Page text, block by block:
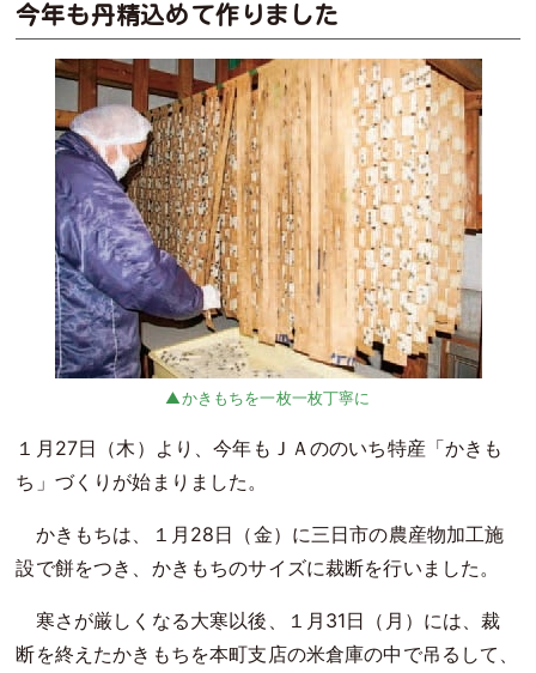
今年も丹精込めて作りました
かきもちを一枚一枚丁寧に
１月27日（木）より、今年もＪＡののいち特産「かきも
ち」づくりが始まりました。
かきもちは、１月28日（金）に三日市の農産物加工施
設で餅をつき、かきもちのサイズに裁断を行いました。
寒さが厳しくなる大寒以後、１月31日（月）には、裁
断を終えたかきもちを本町支店の米倉庫の中で吊るして、